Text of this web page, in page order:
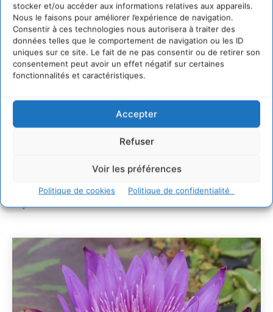
stocker et/ou accéder aux informations relatives aux appareils.
Nous le faisons pour améliorer l’expérience de navigation.
Consentir à ces technologies nous autorisera à traiter des
données telles que le comportement de navigation ou les ID
uniques sur ce site. Le fait de ne pas consentir ou de retirer son
consentement peut avoir un effet négatif sur certaines
fonctionnalités et caractéristiques.
Accepter
Refuser
Voir les préférences
Politique de cookies Politique de confidentialité
Comment le sol français a perdu sa mémoire
hydrique et déréglé tout le territoire (2020-2026)
2 août 2026
Développer notre attention aux espèces vivantes
non humaines avec les communs de Zoepolis
30 juillet 2026
développement des forêts comestibles dans nos
29 juillet 2026
L’éco-anxiété informe et l’éco-lucidité transforme
adaptées au changement climatique
27 juillet 2026